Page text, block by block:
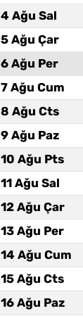
4 Ağu Sal
5 Ağu Çar
6 Ağu Per
7 Ağu Cum
8 Ağu Cts
9 Ağu Paz
10 Ağu Pts
11 Ağu Sal
12 Ağu Çar
13 Ağu Per
14 Ağu Cum
15 Ağu Cts
16 Ağu Paz